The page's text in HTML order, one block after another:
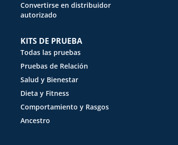
Convertirse en distribuidor
autorizado
KITS DE PRUEBA
Todas las pruebas
Pruebas de Relación
Salud y Bienestar
Dieta y Fitness
Comportamiento y Rasgos
Ancestro